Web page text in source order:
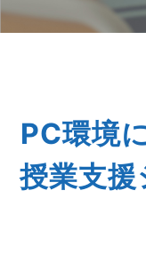
PC環境
授業支